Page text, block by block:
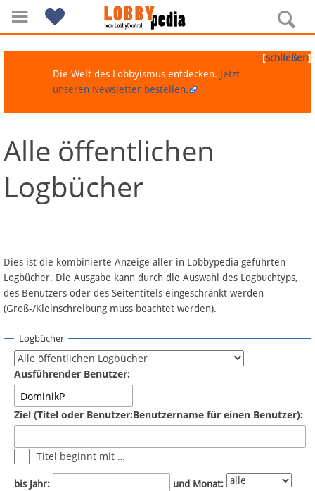
Navigation
Über Lobbypedia
Artikel nach Kategorien
FAQ
Fördermitglied werden
Fehler melden
Newsletter
[schließen]
Die Welt des Lobbyismus entdecken. Jetzt
unseren Newsletter bestellen.
Alle öffentlichen
Logbücher
Dies ist die kombinierte Anzeige aller in Lobbypedia geführten
Logbücher. Die Ausgabe kann durch die Auswahl des Logbuchtyps,
des Benutzers oder des Seitentitels eingeschränkt werden
(Groß-/Kleinschreibung muss beachtet werden).
Logbücher
Ausführender Benutzer:
Ziel (Titel oder Benutzer:Benutzername für einen Benutzer):
Titel beginnt mit …
bis Jahr: und Monat: